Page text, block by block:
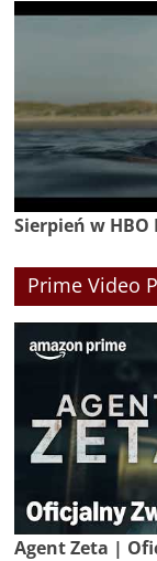
Sierpień w HBO
Prime Video
Agent Zeta |